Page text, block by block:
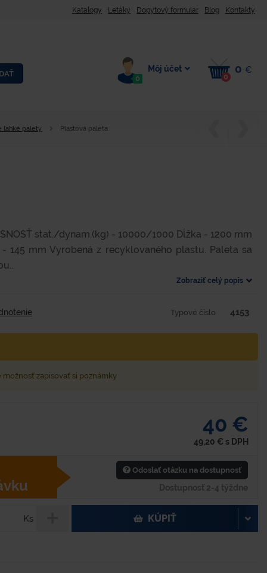
Katalogy Letáky Dopytový formulár Blog Kontakty
0
Môj účet
0
0 €
ľahké palety Plastová paleta
stat./dynam.(kg) - 10000/1000 Dĺžka - 1200 mm
145 mm Vyrobená z recyklovaného plastu. Paleta sa
Zobraziť celý popis
Typové číslo 4153
možnosť zapisovať si poznámky
40 €
49,20 € s DPH
Odoslať otázku na dostupnosť
Dostupnosť 2-4 týždne
Ks KÚPIŤ